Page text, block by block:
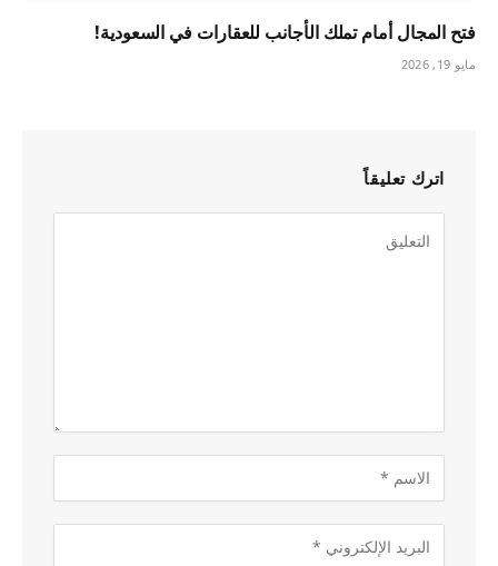
فتح المجال أمام تملك الأجانب للعقارات في السعودية!
مايو 19, 2026
اترك تعليقاً